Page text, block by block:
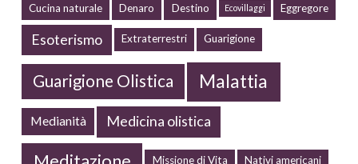
Cucina naturale Denaro Destino Ecovillaggi Eggregore
Esoterismo Extraterrestri Guarigione
Guarigione Olistica Malattia
Medianità Medicina olistica
Missione di Vita Nativi americani